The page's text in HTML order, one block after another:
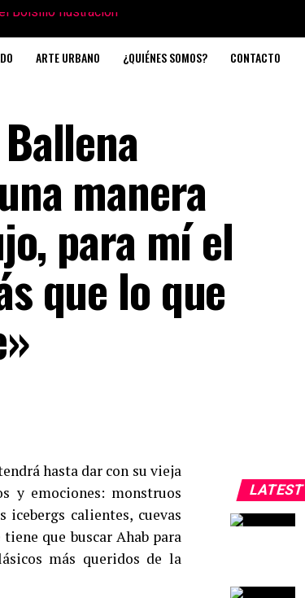
ARTE URBANO ¿QUIÉNES SOMOS? CONTACTO
manera
para mí el
que lo que
hasta dar con su vieja
y emociones: monstruos
calientes, cuevas
que buscar Ahab para
más queridos de la
LATEST